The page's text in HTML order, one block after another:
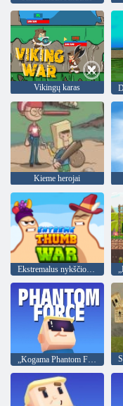
Vikingų karas
Kieme herojai
„Kogama Phantom Force“